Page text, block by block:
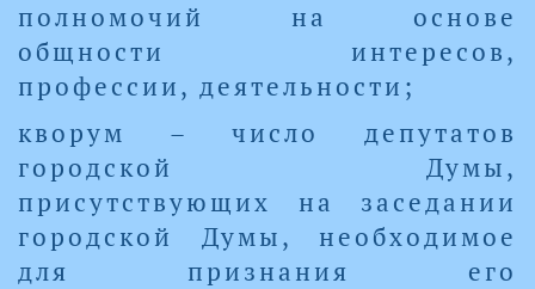
полномочий на основе
общности интересов,
профессии, деятельности;
кворум – число депутатов
городской Думы,
присутствующих на заседании
городской Думы, необходимое
для признания его